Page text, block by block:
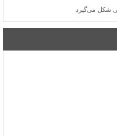
شکل می‌گیرد